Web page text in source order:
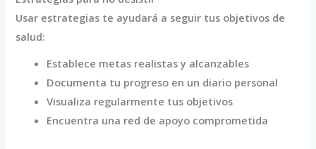
Usar estrategias te ayudará a seguir tus objetivos de
salud:
Establece metas realistas y alcanzables
Documenta tu progreso en un diario personal
Visualiza regularmente tus objetivos
Encuentra una red de apoyo comprometida